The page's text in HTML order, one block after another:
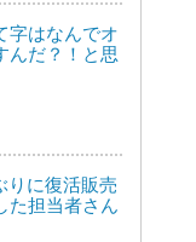
字はなんでオ
んだ？！と思
りに復活販売
た担当者さん